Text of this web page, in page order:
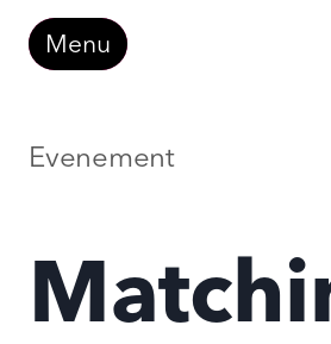
Doorgaan
naarMenu
Evenement